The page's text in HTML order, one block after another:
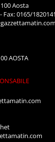
Aosta
Fax: 0165/1820141
AOSTA